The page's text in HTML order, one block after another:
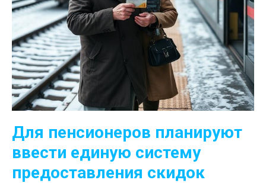
Для пенсионеров планируют
ввести единую систему
предоставления скидок